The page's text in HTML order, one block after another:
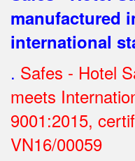
manufactured
international
. Safes - Hotel
meets
9001:2015,
VN16/00059